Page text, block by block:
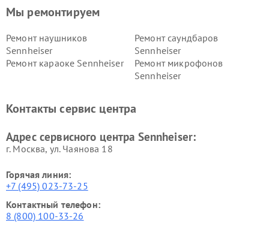
Мы ремонтируем
Ремонт наушников
Sennheiser
Ремонт саундбаров
Sennheiser
Ремонт караоке Sennheiser
Ремонт микрофонов
Sennheiser
Контакты сервис центра
Адрес сервисного центра Sennheiser:
г. Москва, ул. Чаянова 18
Горячая линия:
+7 (495) 023-73-25
Контактный телефон:
8 (800) 100-33-26